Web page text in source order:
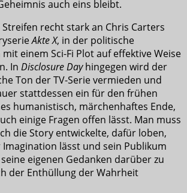
auch eins bleibt.
recht stark an Chris Carters
Akte X, in der politische
einem Sci-Fi Plot auf effektive Weise
In Disclosure Dayhingegen wird der
Ton der TV-Serie vermieden und
stattdessen ein für den frühen
humanistisch, märchenhaftes Ende,
einige Fragen offen lässt. Man muss
die Story entwickelte, dafür loben,
Imagination lässt und sein Publikum
eigenen Gedanken darüber zu
der Enthüllung der Wahrheit